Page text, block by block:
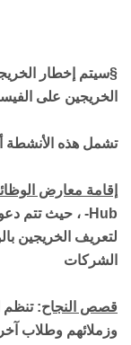
§سيتم إخطار
الخريجين على
تشمل هذه الأنشطة
إقامة معارض
-Hub ،
حيث تتم
لتعريف الخريجين
الشركات
قصص النجاح: تنظم
وزملائهم وطلاب